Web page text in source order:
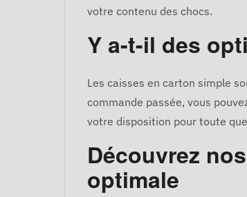
votre contenu des chocs.
Y a-t-il des
Les caisses en carton simple
commande passée, vous
votre disposition pour toute
Découvrez
optimale